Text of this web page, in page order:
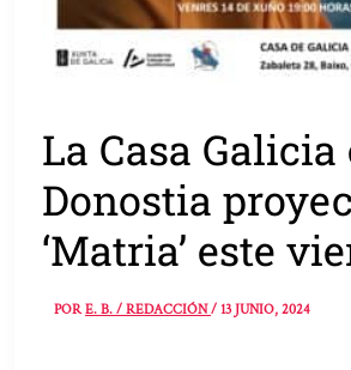
La Casa Galicia
Donostia
‘Matria’ este
PORE. B. / REDACCIÓN/13 JUNIO, 2024